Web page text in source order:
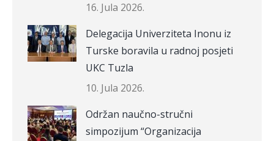
16. Jula 2026.
Delegacija Univerziteta Inonu iz
Turske boravila u radnoj posjeti
UKC Tuzla
10. Jula 2026.
Održan naučno-stručni
simpozijum “Organizacija